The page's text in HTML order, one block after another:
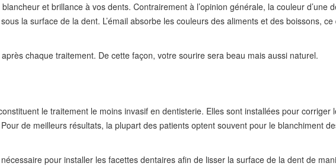
et brillance à vos dents. Contrairement à l’opinion générale, la couleur d’une
la surface de la dent. L’émail absorbe les couleurs des aliments et des boissons,
chaque traitement. De cette façon, votre sourire sera beau mais aussi naturel.
le traitement le moins invasif en dentisterie. Elles sont installées pour corriger
de meilleurs résultats, la plupart des patients optent souvent pour le blanchiment
pour installer les facettes dentaires afin de lisser la surface de la dent de